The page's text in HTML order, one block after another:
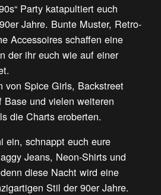
Party katapultiert euch
Jahre. Bunte Muster, Retro-
Accessoires schaffen eine
der ihr euch wie auf einer
von Spice Girls, Backstreet
und vielen weiteren
die Charts eroberten.
ein, schnappt euch eure
Jeans, Neon-Shirts und
diese Nacht wird eine
Stil der 90er Jahre.